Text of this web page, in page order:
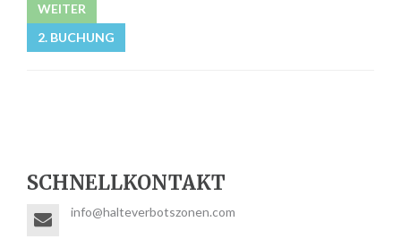
WEITER
2. BUCHUNG
SCHNELLKONTAKT
info@halteverbotszonen.com